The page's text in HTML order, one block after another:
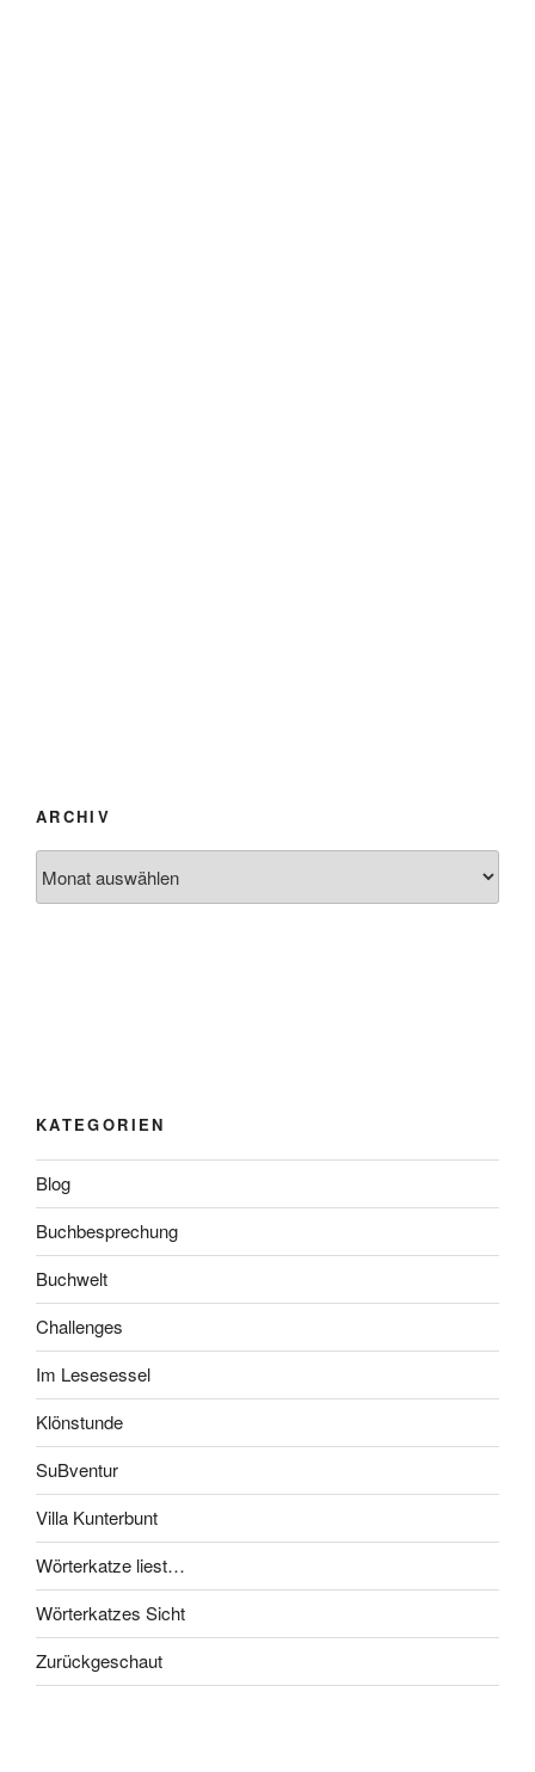
ARCHIV
KATEGORIEN
Blog
Buchbesprechung
Buchwelt
Challenges
Im Lesesessel
Klönstunde
SuBventur
Villa Kunterbunt
Wörterkatze liest…
Wörterkatzes Sicht
Zurückgeschaut